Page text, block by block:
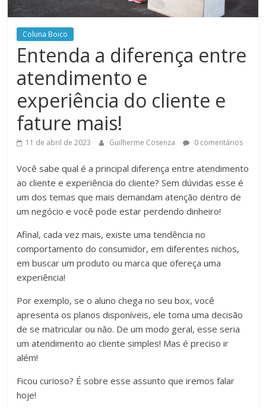
Coluna Boico
Entenda a diferença entre
atendimento e
experiência do cliente e
fature mais!
11 de abril de 2023 Guilherme Cosenza 0 comentários
Você sabe qual é a principal diferença entre atendimento
ao cliente e experiência do cliente? Sem dúvidas esse é
um dos temas que mais demandam atenção dentro de
um negócio e você pode estar perdendo dinheiro!
Afinal, cada vez mais, existe uma tendência no
comportamento do consumidor, em diferentes nichos,
em buscar um produto ou marca que ofereça uma
experiência!
Por exemplo, se o aluno chega no seu box, você
apresenta os planos disponíveis, ele toma uma decisão
de se matricular ou não. De um modo geral, esse seria
um atendimento ao cliente simples! Mas é preciso ir
além!
Ficou curioso? É sobre esse assunto que iremos falar
hoje!